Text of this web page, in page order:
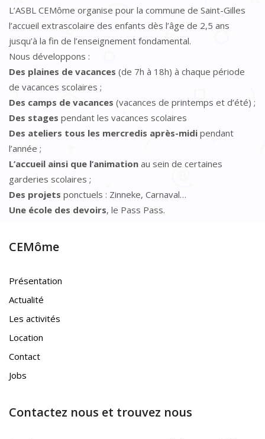
L’ASBL CEMôme organise pour la commune de Saint-Gilles
l’accueil extrascolaire des enfants dès l’âge de 2,5 ans
jusqu’à la fin de l’enseignement fondamental.
Nous développons :
Des plaines de vacances (de 7h à 18h) à chaque période
de vacances scolaires ;
Des camps de vacances (vacances de printemps et d’été) ;
Des stages pendant les vacances scolaires
Des ateliers tous les mercredis après-midi pendant
l’année ;
L’accueil ainsi que l’animation au sein de certaines
garderies scolaires ;
Des projets ponctuels : Zinneke, Carnaval…
Une école des devoirs, le Pass Pass.
CEMôme
Présentation
Actualité
Les activités
Location
Contact
Jobs
Contactez nous et trouvez nous